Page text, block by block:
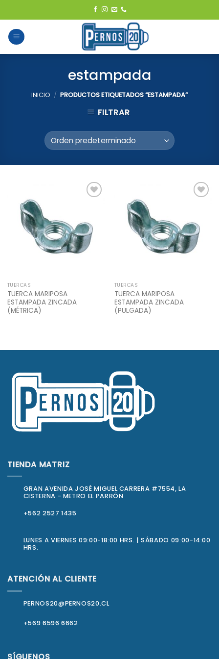
to
content
estampada
INICIO / PRODUCTOS ETIQUETADOS “ESTAMPADA”
FILTRAR
TUERCAS
TUERCA MARIPOSA
ESTAMPADA ZINCADA
(MÉTRICA)
TUERCAS
TUERCA MARIPOSA
ESTAMPADA ZINCADA
(PULGADA)
TIENDA MATRIZ
GRAN AVENIDA JOSÉ MIGUEL CARRERA #7554, LA
CISTERNA - METRO EL PARRÓN
+562 2527 1435
LUNES A VIERNES 09:00-18:00 HRS. | SÁBADO 09:00-14:00
HRS.
ATENCIÓN AL CLIENTE
PERNOS20@PERNOS20.CL
+569 6596 6662